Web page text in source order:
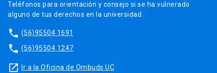
Teléfonos para orientación y consejo si se ha vulnerado
alguno de tus derechos en la universidad.
phone (56)95504 1691
phone (56)95504 1247
launch Ir a la Oficina de Ombuds UC